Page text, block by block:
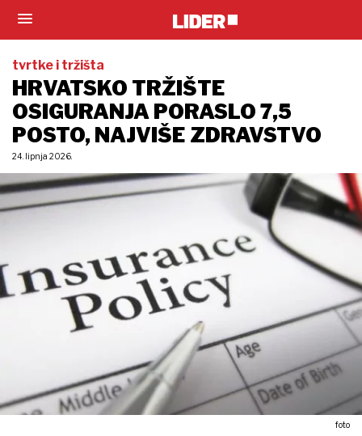
tvrtke i tržišta
HRVATSKO TRŽIŠTE
OSIGURANJA PORASLO 7,5
POSTO, NAJVIŠE ZDRAVSTVO
24. lipnja 2026.
foto